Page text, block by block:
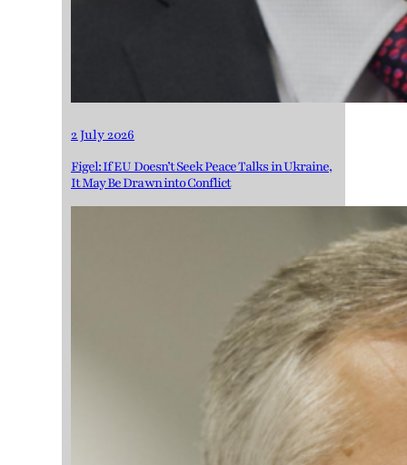
2 July 2026
Figel: If EU Doesn’t Seek Peace Talks in Ukraine,
It May Be Drawn into Conflict